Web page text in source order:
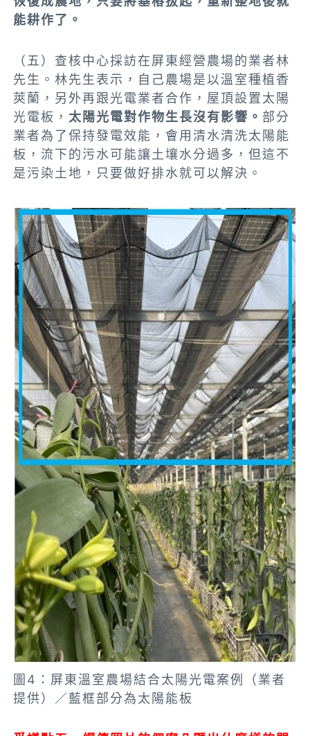
能耕作了。
（五） 查核中心採訪在屏東經營農場的業者林
先生。林先生表示，自己農場是以溫室種植香
莢蘭，另外再跟光電業者合作，屋頂設置太陽
光電板， 太陽光電對作物生長沒有影響。 部分
業者為了保持發電效能，會用清水清洗太陽能
板，流下的污水可能讓土壤水分過多，但這不
是污染土地，只要做好排水就可以解決。
圖4：屏東溫室農場結合太陽光電案例（業者
提供）／藍框部分為太陽能板